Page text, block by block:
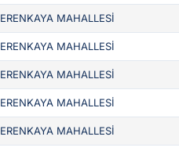
ERENKAYA MAHALLESİ
ERENKAYA MAHALLESİ
ERENKAYA MAHALLESİ
ERENKAYA MAHALLESİ
ERENKAYA MAHALLESİ